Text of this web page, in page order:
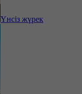
Үнсіз жүрек